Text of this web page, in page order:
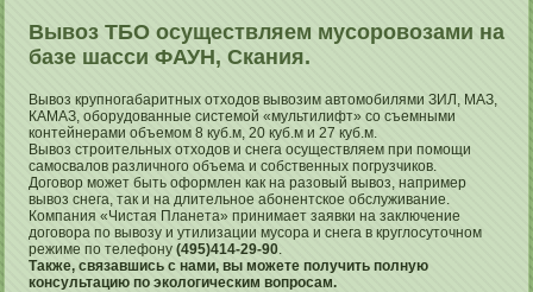
Вывоз ТБО осуществляем мусоровозами на
базе шасси ФАУН, Скания.
Вывоз крупногабаритных отходов вывозим автомобилями ЗИЛ, МАЗ,
КАМАЗ, оборудованные системой «мультилифт» со съемными
контейнерами объемом 8 куб.м, 20 куб.м и 27 куб.м.
Вывоз строительных отходов и снега осуществляем при помощи
самосвалов различного объема и собственных погрузчиков.
Договор может быть оформлен как на разовый вывоз, например
вывоз снега, так и на длительное абонентское обслуживание.
Компания «Чистая Планета» принимает заявки на заключение
договора по вывозу и утилизации мусора и снега в круглосуточном
режиме по телефону (495)414-29-90.
Также, связавшись с нами, вы можете получить полную
консультацию по экологическим вопросам.